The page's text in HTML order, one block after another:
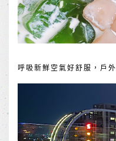
呼吸新鮮空氣好舒服，戶